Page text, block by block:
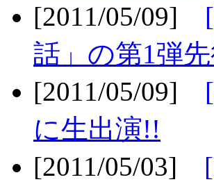
[2011/05/09]
話」の第1弾
[2011/05/09]
に生出演!!
[2011/05/03]